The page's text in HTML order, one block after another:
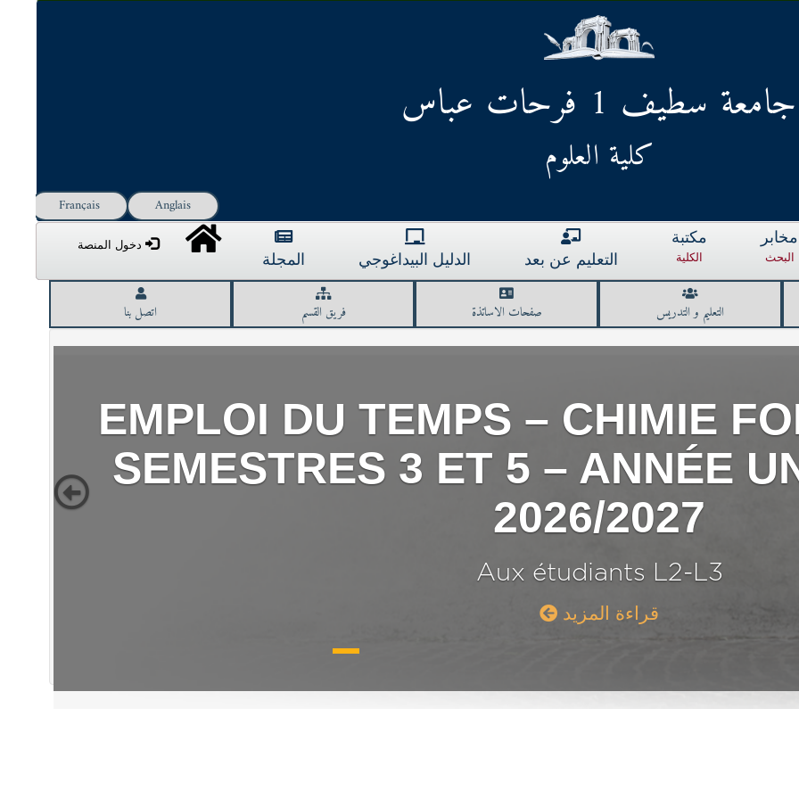
جامعة سطيف 1 فرحات عباس
كلية العلوم
Français Anglais
دخول المنصة مخابر
البحث
مكتبة
الكلية التعليم عن بعد الدليل البيداغوجي المجلة
التعليم و التدريس صفحات الاساتذة فريق القسم اتصل بنا
EMPLOI DU TEMPS – CHIMIE
SEMESTRES 3 ET 5 – ANNÉE
2026/2027
Aux étudiants L2-L3
قراءة المزيد